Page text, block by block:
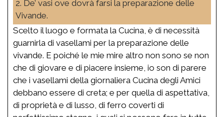
2. De’ vasi ove dovrà farsi la preparazione delle
Vivande.
Scelto il luogo e formata la Cucina, è di necessità
guarnirla di vasellami per la preparazione delle
vivande. E poiché le mie mire altro non sono se non
che di giovare e di piacere insieme, io son di parere
che i vasellami della giornaliera Cucina degli Amici
debbano essere di creta; e per quella di aspettativa,
di proprietà e di lusso, di ferro coverti di